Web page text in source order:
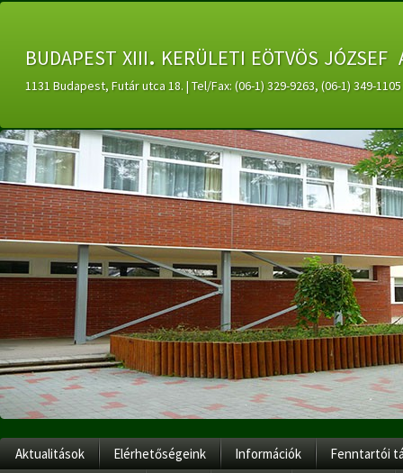
budapest xiii. kerületi eötvös
1131 Budapest, Futár utca 18. | Tel/Fax: (06-1) 329-9263, (06-1) 349-
Aktualitások Elérhetőségeink Információk
Fenntartói